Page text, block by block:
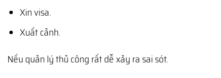
Xin visa.
Xuất cảnh.
Nếu quản lý thủ công rất dễ xảy ra sai sót.